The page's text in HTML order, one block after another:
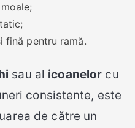
fină pentru ramă.
sau al icoanelor cu
consistente, este
de către un